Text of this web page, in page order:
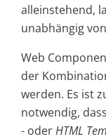
alleinstehend,
unabhängig
Web
der
werden. Es ist
notwendig,
- oderHTML